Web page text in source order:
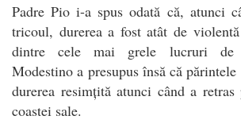
Padre Pio i-a spus odată că, atunci
tricoul, durerea a fost atât de
dintre cele mai grele lucruri de
Modestino a presupus însă că
durerea resimțită atunci când a retras
coastei sale.